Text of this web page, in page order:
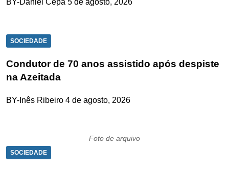
BY-Daniel Cepa 5 de agosto, 2026
SOCIEDADE
Condutor de 70 anos assistido após despiste
na Azeitada
BY-Inês Ribeiro 4 de agosto, 2026
Foto de arquivo
SOCIEDADE